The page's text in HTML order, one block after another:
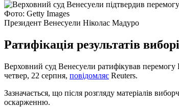
Фото: Getty Images
Президент Венесуели Ніколас Мадуро
Ратифікація результатів
Верховний суд Венесуели ратифікував перемогу
четвер, 22 серпня, повідомляє Reuters.
Зазначається, що після розгляду матеріалів
оскарженню.